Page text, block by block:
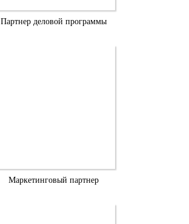
Партнер деловой программы
Маркетинговый партнер